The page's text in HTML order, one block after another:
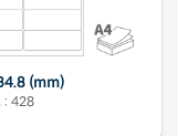
(mm)
: 428